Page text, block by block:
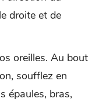
droite et de
oreilles. Au bout
soufflez en
épaules, bras,